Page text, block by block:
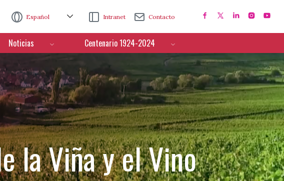
Español Intranet Contacto
Noticias Centenario 1924-2024
la Viña y el Vino